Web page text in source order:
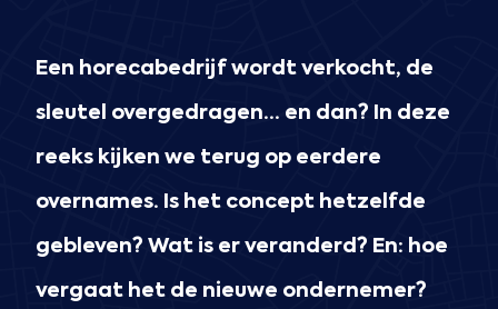
Een horecabedrijf wordt verkocht, de
sleutel overgedragen… en dan? In deze
reeks kijken we terug op eerdere
overnames. Is het concept hetzelfde
gebleven? Wat is er veranderd? En: hoe
vergaat het de nieuwe ondernemer?